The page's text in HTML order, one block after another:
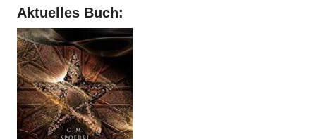
Aktuelles Buch: